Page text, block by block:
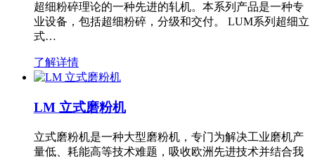
超细粉碎理论的一种先进的轧机。本系列产品是一种专
业设备，包括超细粉碎，分级和交付。 LUM系列超细立
式…
了解详情
LM 立式磨粉机
立式磨粉机是一种大型磨粉机，专门为解决工业磨机产
量低、耗能高等技术难题，吸收欧洲先进技术并结合我